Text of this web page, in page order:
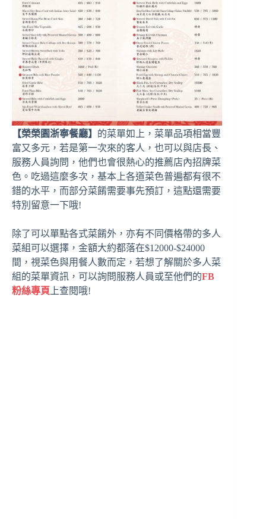
【榮榮園浙寧餐廳】 的菜單如上，菜單品項相當豐
富又多元，若是第一次來的客人，也可以與店長、
服務人員詢問，他們也會很熱心的推薦店內招牌菜
色。吃過這麼多次，基本上各道菜色普遍都有很不
錯的水平，而部分菜餚需要事先預訂，這點還需要
特別留意一下哦!
除了可以單點各式菜餚外，亦有不同價格帶的多人
菜組可以選擇，金額大約都落在$12000-$24000
間，視菜色與用餐人數而定，若想了解關於多人菜
組的菜單資訊，可以詢問服務人員或至他們的FB
粉絲專頁 上查閱哦!